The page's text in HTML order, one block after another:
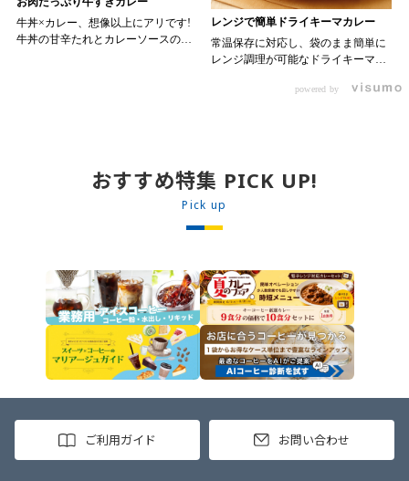
牛丼×カレー、想像以上にアリです!
牛丼の甘辛たれとカレーソースのス
丼の素を中央にのせます。 3. 手前
からカレーソースをかけ、サラダを
盛りつけます。 ※牛丼の素のたれを
レンジで簡単ドライキーマカレー
常温保存に対応し、袋のまま簡単に
レンジ調理が可能なドライキーマカ
オリジナルメニューにアレンジも可
powered by
おすすめ特集 PICK UP!
Pick up
ご利用ガイド お問い合わせ